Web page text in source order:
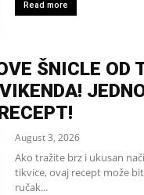
Read more
ŠNICLE OD
August 3, 2026
Ako tražite brz i ukusan
tikvice, ovaj recept može
ručak...